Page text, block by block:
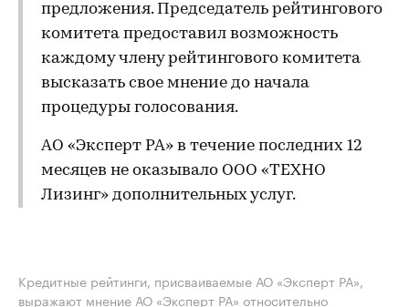
предложения. Председатель рейтингового
комитета предоставил возможность
каждому члену рейтингового комитета
высказать свое мнение до начала
процедуры голосования.
АО «Эксперт РА» в течение последних 12
месяцев не оказывало ООО «ТЕХНО
Лизинг» дополнительных услуг.
Кредитные рейтинги, присваиваемые АО «Эксперт РА»,
выражают мнение АО «Эксперт РА» относительно